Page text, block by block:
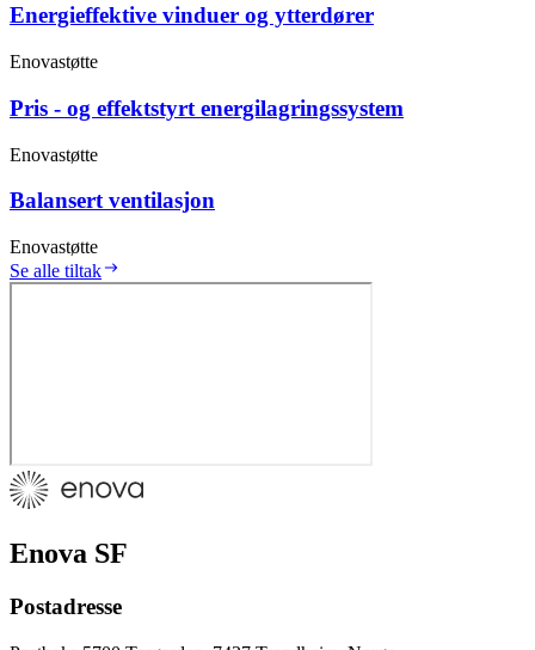
Energieffektive vinduer og ytterdører
Enovastøtte
Pris - og effektstyrt energilagringssystem
Enovastøtte
Balansert ventilasjon
Enovastøtte
Se alle tiltak
Enova SF
Postadresse